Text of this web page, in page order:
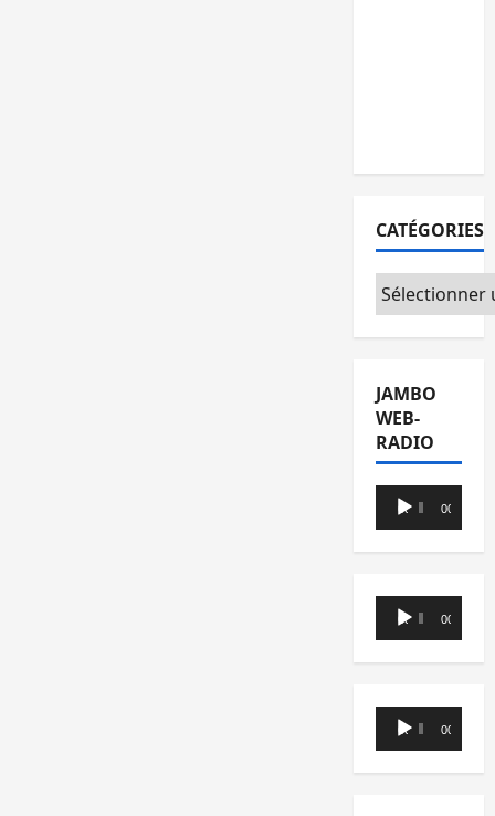
CATÉGORIES
Catégories
JAMBO
WEB-
RADIO
Lecteur
audio
00:00 00:00
Lecteur
audio
00:00 00:00
Lecteur
audio
00:00 00:00